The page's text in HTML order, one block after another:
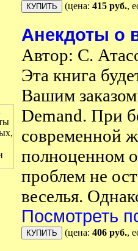
(цена: 415 руб.,
Анекдоты о
Автор: С.
Эта книга
Вашим
Demand. При
современной
полноценном
проблем не
веселья.
Посмотреть
(цена: 406 руб.,